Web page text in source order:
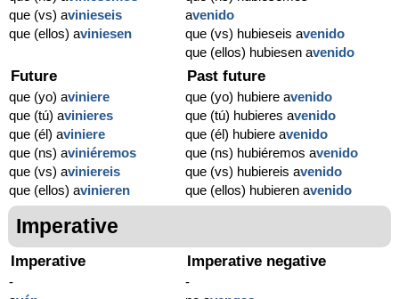
que (vs) avinieseis
que (ellos) aviniesen
avenido
que (vs) hubieseis avenido
que (ellos) hubiesen avenido
Future
que (yo) aviniere
que (tú) avinieres
que (él) aviniere
que (ns) aviniéremos
que (vs) aviniereis
que (ellos) avinieren
Past future
que (yo) hubiere avenido
que (tú) hubieres avenido
que (él) hubiere avenido
que (ns) hubiéremos avenido
que (vs) hubiereis avenido
que (ellos) hubieren avenido
Imperative
Imperative
-
Imperative negative
-